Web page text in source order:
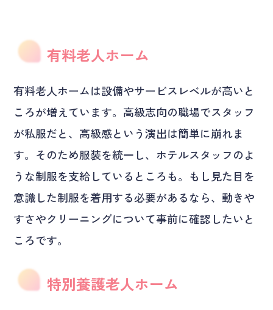
有料老人ホーム
有料老人ホームは設備やサービスレベルが高いと
ころが増えています。高級志向の職場でスタッフ
が私服だと、高級感という演出は簡単に崩れま
す。そのため服装を統一し、ホテルスタッフのよ
うな制服を支給しているところも。もし見た目を
意識した制服を着用する必要があるなら、動きや
すさやクリーニングについて事前に確認したいと
ころです。
特別養護老人ホーム